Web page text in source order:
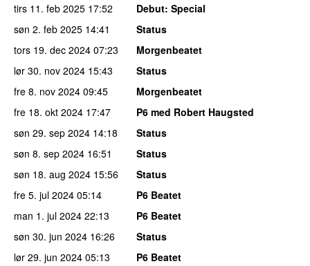
tirs 11. feb 2025 17:52 Debut: Special
søn 2. feb 2025 14:41
Status
tors 19. dec 2024 07:23
Morgenbeatet
lør 30. nov 2024 15:43
Status
fre 8. nov 2024 09:45
Morgenbeatet
fre 18. okt 2024 17:47
P6 med Robert Haugsted
søn 29. sep 2024 14:18
Status
søn 8. sep 2024 16:51
Status
søn 18. aug 2024 15:56
Status
fre 5. jul 2024 05:14
P6 Beatet
man 1. jul 2024 22:13
P6 Beatet
søn 30. jun 2024 16:26
Status
lør 29. jun 2024 05:13
P6 Beatet